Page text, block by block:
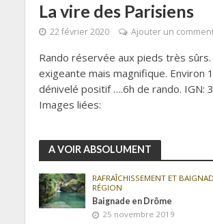
La vire des Parisiens
22 février 2020 Ajouter un
Rando réservée aux pieds très
exigeante mais magnifique. Environ
dénivelé positif ….6h de rando. IGN:
Images liées:
A VOIR ABSOLUMENT
RAFRAÎCHISSEMENT ET
RÉGION
Baignade en Drôme
25 novembre 2019